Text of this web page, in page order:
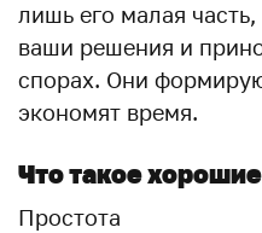
лишь его малая
ваши решения и
спорах. Они
экономят время.
Что такое
Простота